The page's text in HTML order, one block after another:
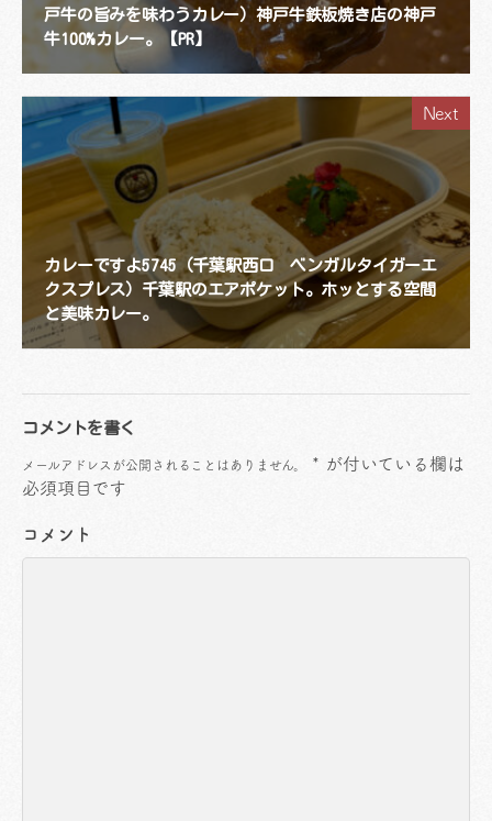
戸牛の旨みを味わうカレー）神戸牛鉄板焼き店の神戸
牛100%カレー。【PR】
Next
カレーですよ5745（千葉駅西口 ベンガルタイガーエ
クスプレス）千葉駅のエアポケット。ホッとする空間
と美味カレー。
コメントを書く
メールアドレスが公開されることはありません。 * が付いている欄は
必須項目です
コメント